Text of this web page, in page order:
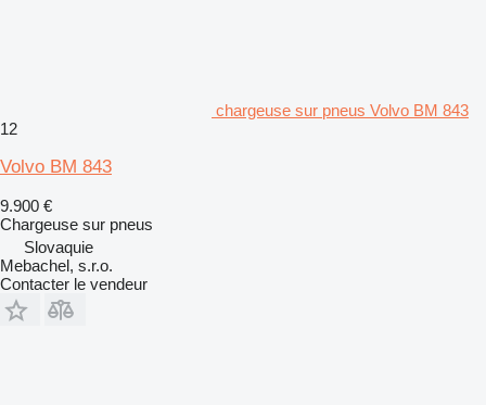
chargeuse sur pneus Volvo BM 843
12
Volvo BM 843
9.900 €
Chargeuse sur pneus
Slovaquie
Mebachel, s.r.o.
Contacter le vendeur